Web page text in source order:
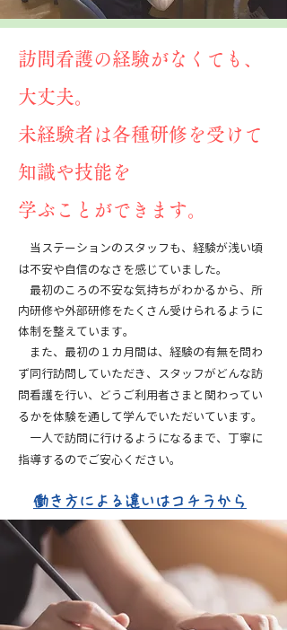
訪問看護の経験がなくても、
大丈夫。
未経験者は各種研修を受けて
知識や技能を
学ぶことができます。
当ステーションのスタ ッフも、経験が浅い頃
は不安や自信のなさを感じていました。
最初のころの不安な気持ちがわかるから、所
内研修や外部研修をたくさん受けられるように
体制を整えています。
また、最初の１カ月間は、経験の有無を問わ
ず同行訪問していただき、スタッフがどんな訪
問看護を行い、どうご利用者さまと関わってい
るかを体験を通して学んでいただいています。
​ 一人で訪問に行けるようになるまで、丁寧に
指導するのでご安心ください。
働き方による違いはコチラから